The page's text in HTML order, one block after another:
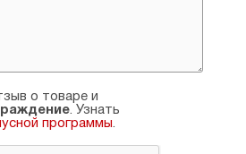
о товаре и
. Узнать
программы.